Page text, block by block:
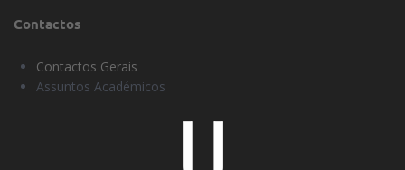
Contactos
Contactos Gerais
Assuntos Académicos